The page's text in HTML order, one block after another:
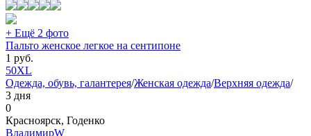
+ Ещё 2 фото
Пальто женское легкое на сентипоне
1 руб.
50XL
Одежда, обувь, галантерея/Женская одежда/Верхняя одежда/
3 дня
0
Красноярск, Годенко
ВладимирW